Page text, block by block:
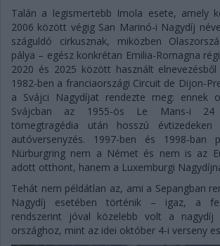
Talán a legismertebb Imola esete, amely
2006 között végig San Marinó-i Nagydíj
száguldó cirkusznak, miközben
pálya – egész konkrétan Emilia-Romagna
2020 és 2025 között használt
1982-ben a franciaországi Circuit de Dijon-
a Svájci Nagydíjat rendezte meg: ennek
Svájcban az 1955-ös Le Mans-i
tömegtragédia után hosszú
autóversenyzés. 1997-ben és 1998-ban
Nürburgring nem a Német és nem is az
adott otthont, hanem a Luxemburgi
Tehát nem példátlan az, ami a Sepangban
Nagydíj esetében történik – igaz, a
rendszerint jóval közelebb volt a nagydíj
országhoz, mint az idei október 4-i verseny